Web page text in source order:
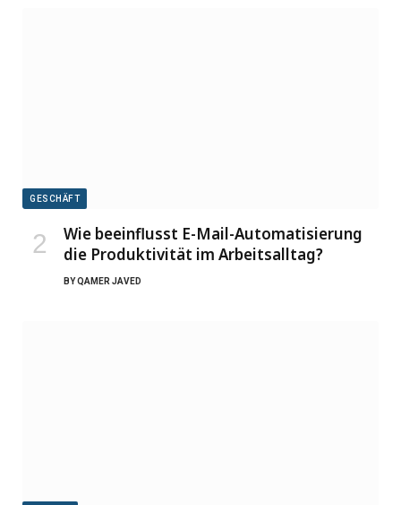
GESCHÄFT
Wie beeinflusst E-Mail-Automatisierung
die Produktivität im Arbeitsalltag?
BYQAMER JAVED